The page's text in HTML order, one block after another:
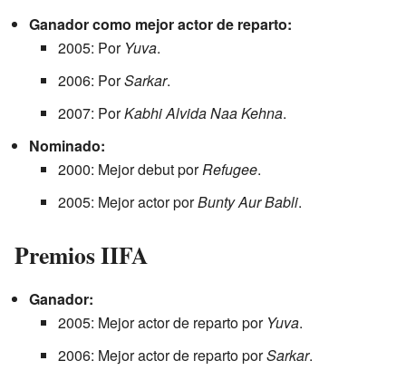
Ganador como mejor actor de reparto:
2005: Por Yuva.
2006: PorSarkar.
2007: PorKabhi Alvida Naa Kehna.
Nominado:
2000: Mejor debut porRefugee.
2005: Mejor actor porBunty Aur Babli.
Premios IIFA
Ganador:
2005: Mejor actor de reparto por Yuva.
2006: Mejor actor de reparto porSarkar.